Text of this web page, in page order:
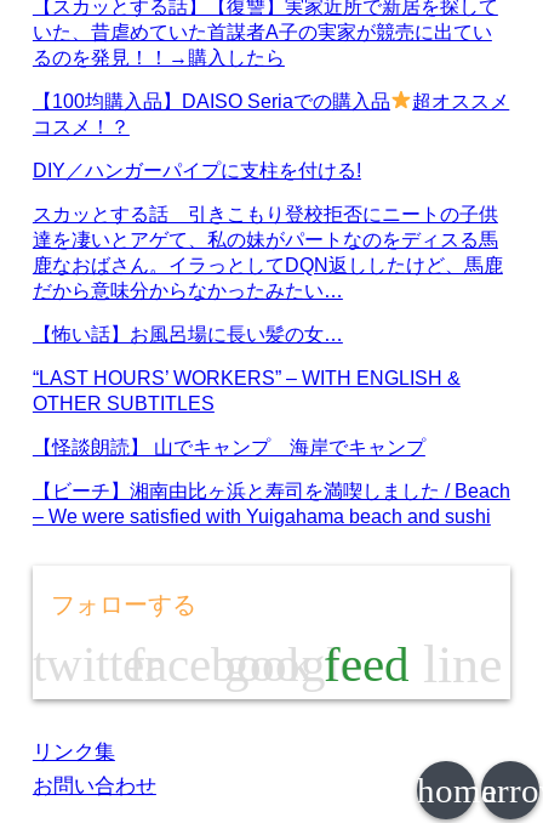
【スカッとする話】【復讐】実家近所で新居を探して
いた、昔虐めていた首謀者A子の実家が競売に出てい
るのを発見！！→購入したら
【100均購入品】DAISO Seriaでの購入品
超オススメ
コスメ！？
DIY／ハンガーパイプに支柱を付ける!
スカッとする話 引きこもり登校拒否にニートの子供
達を凄いとアゲて、私の妹がパートなのをディスる馬
鹿なおばさん。イラっとしてDQN返ししたけど、馬鹿
だから意味分からなかったみたい…
【怖い話】お風呂場に長い髪の女…
“LAST HOURS’ WORKERS” – WITH ENGLISH &
OTHER SUBTITLES
【怪談朗読】 山でキャンプ 海岸でキャンプ
【ビーチ】湘南由比ヶ浜と寿司を満喫しました / Beach
– We were satisfied with Yuigahama beach and sushi
フォローする
twitterfacebook
googlefeed line
リンク集
お問い合わせ
home